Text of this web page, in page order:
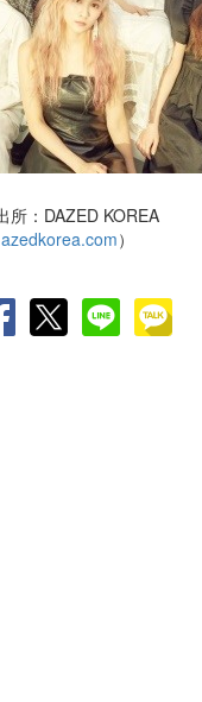
：DAZED KOREA
）